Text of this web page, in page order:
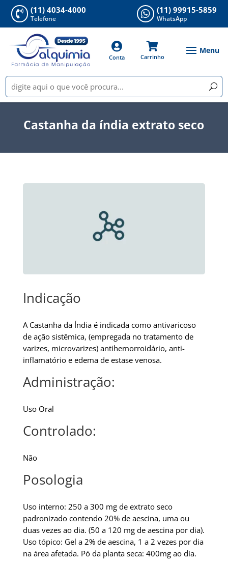
 (11) 4034-4000
Telefone  (11) 99915-5859
WhatsApp

Conta

Carrinho
Castanha da índia extrato seco
Indicação
A Castanha da Índia é indicada como antivaricoso
de ação sistêmica, (empregada no tratamento de
varizes, microvarizes) antihemorroidário, anti-
inflamatório e edema de estase venosa.
Administração:
Uso Oral
Controlado:
Não
Posologia
Uso interno: 250 a 300 mg de extrato seco
padronizado contendo 20% de aescina, uma ou
duas vezes ao dia. (50 a 120 mg de aescina por dia).
Uso tópico: Gel a 2% de aescina, 1 a 2 vezes por dia
na área afetada. Pó da planta seca: 400mg ao dia.